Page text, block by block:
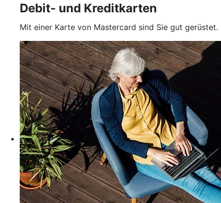
Debit- und Kreditkarten
Mit einer Karte von Mastercard sind Sie gut gerüstet.